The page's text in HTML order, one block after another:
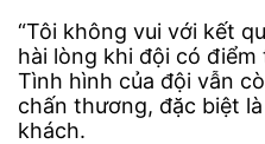
“Tôi không vui với kết
hài lòng khi đội có
Tình hình của đội vẫn
chấn thương, đặc biệt
khách.